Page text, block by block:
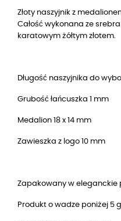
Złoty naszyjnik z
Całość wykonana ze
karatowym żółtym złotem.
Długość naszyjnika do
Grubość łańcuszka 1 mm
Medalion 18 x 14 mm
Zawieszka z logo 10 mm
Zapakowany w eleganckie
Produkt o wadze poniżej 5